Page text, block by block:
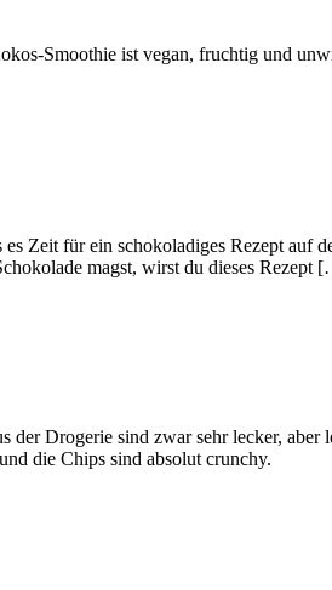
Smoothie ist vegan, fruchtig und
Zeit für ein schokoladiges Rezept
magst, wirst du dieses Rezept
Drogerie sind zwar sehr lecker,
die Chips sind absolut crunchy.